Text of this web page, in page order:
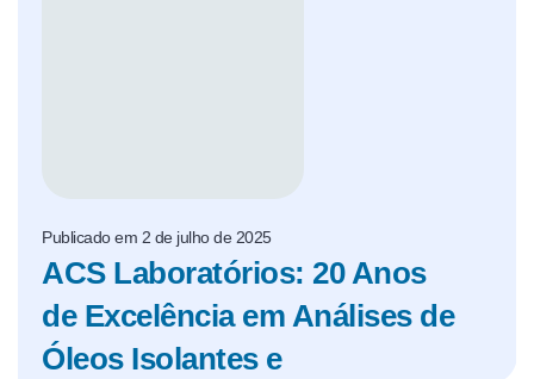
Publicado em 2 de julho de 2025
ACS Laboratórios: 20 Anos
de Excelência em Análises de
Óleos Isolantes e